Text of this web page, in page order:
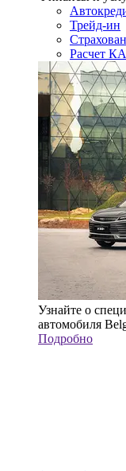
Трейд-ин
Расчет
Узнайте о
автомобиля
Подробно